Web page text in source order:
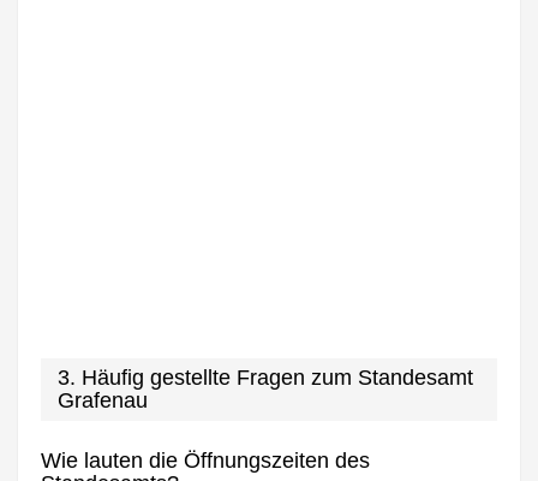
3. Häufig gestellte Fragen zum Standesamt
Grafenau
Wie lauten die Öffnungszeiten des